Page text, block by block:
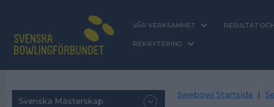
VÅR VERKSAMHET RESULTAT
REKRYTERING
Svenska Mästerskap
Swebowl Startsida |